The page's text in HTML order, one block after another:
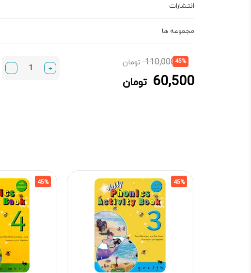
انتشارات
مجموعه ها
45%
110,000 تومانقیمت
بود.
60,500 تومان
قیمت
+
-
45%
45%